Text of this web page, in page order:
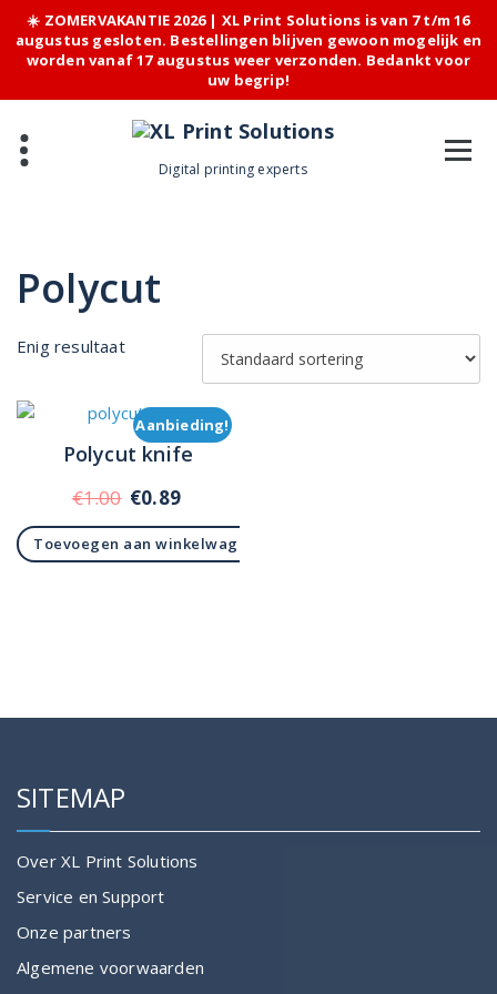
☀️ ZOMERVAKANTIE 2026 | XL Print Solutions is van 7 t/m 16
augustus gesloten. Bestellingen blijven gewoon mogelijk en
worden vanaf 17 augustus weer verzonden. Bedankt voor
uw begrip!
content
Digital printing experts
Polycut
Enig resultaat
Aanbieding!
Polycut knife
€1.00 Oorspronkelijke
prijs
was:
€0.89
prijs
is:
Toevoegen aan winkelwagen
SITEMAP
Over XL Print Solutions
Service en Support
Onze partners
Algemene voorwaarden